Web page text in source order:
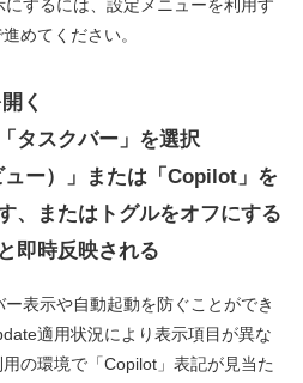
するには、設定メニューを利用す
めてください。
く
タスクバー」を選択
ュー）」または「Copilot」を
、またはトグルをオフにする
即時反映される
表示や自動起動を防ぐことができ
適用状況により表示項目が異な
の環境で「Copilot」表記が見当た